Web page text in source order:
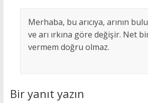
Merhaba, bu arıcıya, arının
ve arı ırkına göre değişir. Net
vermem doğru olmaz.
Bir yanıt yazın